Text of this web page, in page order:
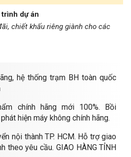
hệ thống trạm BH toàn quốc
chính hãng mới 100%. Bồi
hiện máy không chính hãng.
nội thành TP. HCM. Hỗ trợ giao
theo yêu cầu. GIAO HÀNG TỈNH
dự án
chiết khấu riêng giành cho các